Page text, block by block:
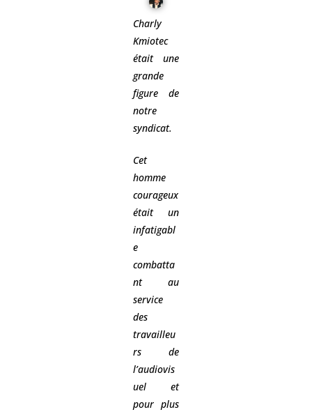
Charly
Kmiotec
était une
grande
figure de
notre
syndicat.
Cet
homme
courageux
était un
infatigabl
e
combatta
nt au
service
des
travailleu
rs de
l’audiovis
uel et
pour plus